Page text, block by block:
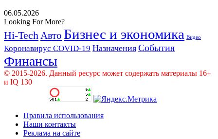
06.05.2026
Looking For More?
Hi-Tech Авто Бизнес и экономика Видео
Коронавирус COVID-19 Назначения События
Финансы
© 2015-2026. Данный ресурс может содержать материалы 16+
и IQ 130
Правила использования
Наши контакты
Реклама на сайте